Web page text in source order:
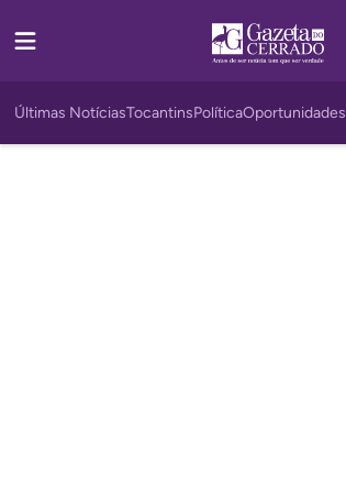
Últimas NotíciasTocantinsPolíticaOportunidades